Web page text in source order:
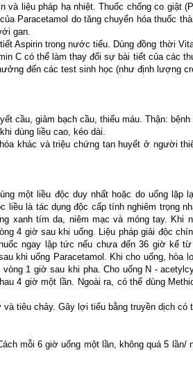
liệu pháp hạ nhiệt. Thuốc chống co giật
Paracetamol do tăng chuyển hóa thuốc
gan.
Aspirin trong nước tiểu. Dùng đồng thời
C có thể làm thay đổi sự bài tiết của các
đến các test sinh học (như định lượng
cầu, giảm bạch cầu, thiếu máu. Thận: bệnh
dùng liều cao, kéo dài.
khác và triệu chứng tan huyết ở người
một liều độc duy nhất hoặc do uống lặp
liều là tác dụng độc cấp tính nghiêm trọng
xanh tím da, niêm mạc và móng tay. Khi
4 giờ sau khi uống. Liệu pháp giải độc
ngay lập tức nếu chưa đến 36 giờ kể
khi uống Paracetamol. Khi cho uống, hòa
1 giờ sau khi pha. Cho uống N -
4 giờ một lần. Ngoài ra, có thể dùng
tiêu chảy. Gây lợi tiểu bằng truyền dịch có
mỗi 6 giờ uống một lần, không quá 5 lần/